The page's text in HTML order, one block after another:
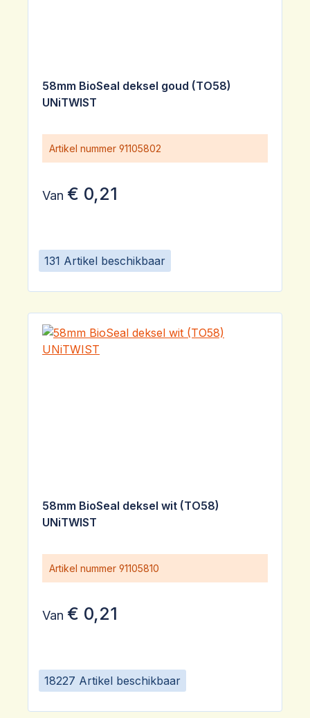
131 Artikel beschikbaar
58mm BioSeal deksel goud (TO58)
UNiTWIST
Artikel nummer 91105802
Van € 0,21
18227 Artikel beschikbaar
58mm BioSeal deksel wit (TO58)
UNiTWIST
Artikel nummer 91105810
Van € 0,21